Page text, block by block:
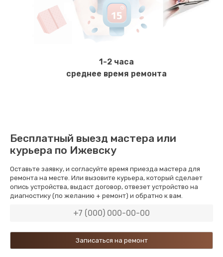
Чистка и настройка кофемолки
2000 руб.
Ремонт бойлера или замена ТЭНа
2000 руб.
Ремонт или замена кофемолки
3200 руб.
Заказать
1-2 часа
среднее время ремонта
Бесплатный выезд мастера или
курьера по Ижевску
Оставьте заявку, и согласуйте время приезда мастера для
ремонта на месте. Или вызовите курьера, который сделает
опись устройства, выдаст договор, отвезет устройство на
диагностику (по желанию + ремонт) и обратно к вам.